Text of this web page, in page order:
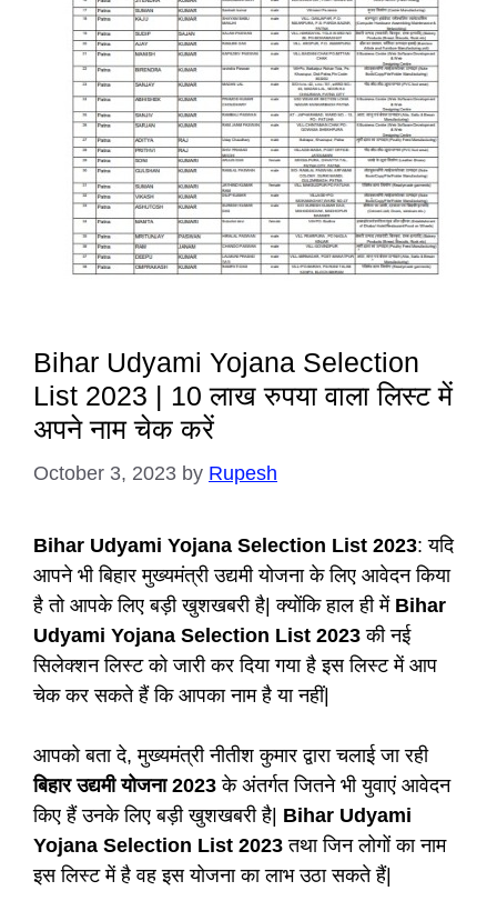
Bihar Udyami Yojana Selection
List 2023 | 10 लाख रुपया वाला लिस्ट में
अपने नाम चेक करें
October 3, 2023 by Rupesh
Bihar Udyami Yojana Selection List 2023: यदि
आपने भी बिहार मुख्यमंत्री उद्यमी योजना के लिए आवेदन किया
है तो आपके लिए बड़ी खुशखबरी है| क्योंकि हाल ही में Bihar
Udyami Yojana Selection List 2023 की नई
सिलेक्शन लिस्ट को जारी कर दिया गया है इस लिस्ट में आप
चेक कर सकते हैं कि आपका नाम है या नहीं|
आपको बता दे, मुख्यमंत्री नीतीश कुमार द्वारा चलाई जा रही
बिहार उद्यमी योजना 2023 के अंतर्गत जितने भी युवाएं आवेदन
किए हैं उनके लिए बड़ी खुशखबरी है| Bihar Udyami
Yojana Selection List 2023 तथा जिन लोगों का नाम
इस लिस्ट में है वह इस योजना का लाभ उठा सकते हैं|